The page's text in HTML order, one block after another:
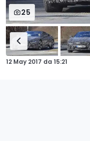
25
12 May 2017 da 15:21